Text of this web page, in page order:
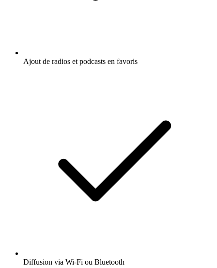
Ajout de radios et podcasts en favoris
Diffusion via Wi-Fi ou Bluetooth